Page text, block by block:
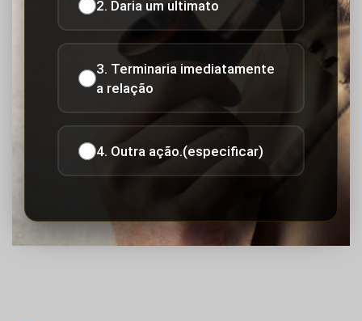
2. Daria um ultimato
3. Terminaria imediatamente
a relação
4. Outra ação.(especificar)